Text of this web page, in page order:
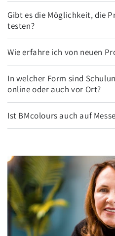
Gibt es die Möglichkeit, die
testen?
Wie erfahre ich von neuen
In welcher Form sind
online oder auch vor Ort?
Ist BMcolours auch auf